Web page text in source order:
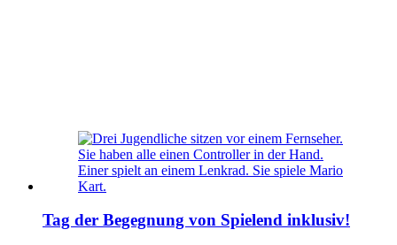
Tag der Begegnung von Spielend inklusiv!